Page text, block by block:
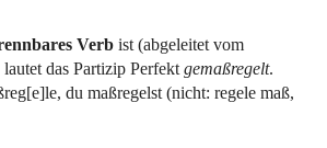
Verb ist (abgeleitet vom
lautet das Partizip Perfekt gemaßregelt.
du maßregelst (nicht: regele maß,